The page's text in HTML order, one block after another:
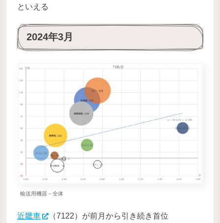
といえる
2024年3月
輸送用機器－全体
近畿車 （7122）が前月から引き続き首位